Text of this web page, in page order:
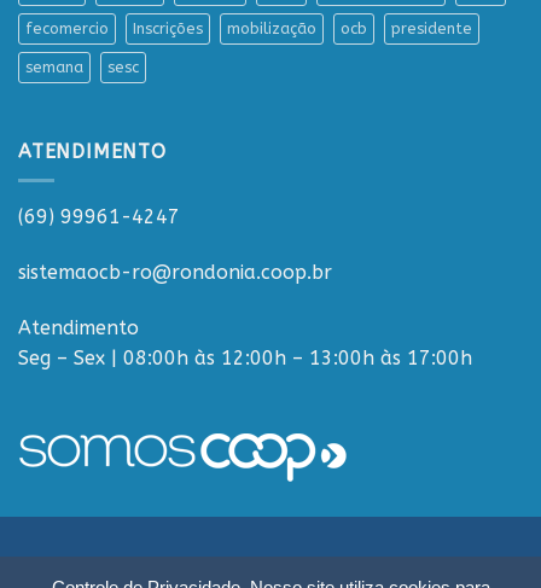
fecomercio Inscrições mobilização ocb presidente
semana sesc
ATENDIMENTO
(69) 99961-4247
sistemaocb-ro@rondonia.coop.br
Atendimento
Seg – Sex | 08:00h às 12:00h – 13:00h às 17:00h
Sistema OCB Rondônia © Todos os Direitos Reservados - R. Paulo